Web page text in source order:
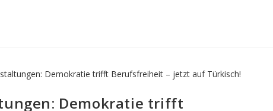
Demokratie trifft